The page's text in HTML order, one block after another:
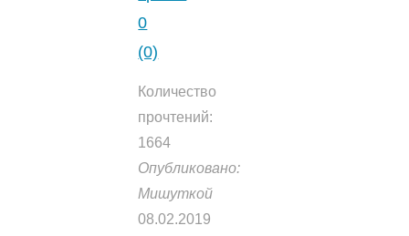
0
(0)
Количество
прочтений:
1664
Опубликовано:
Мишуткой
08.02.2019